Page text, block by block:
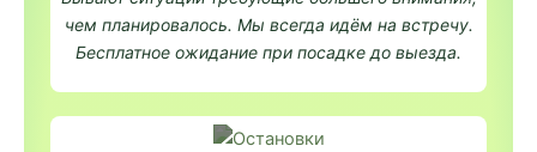
чем планировалось. Мы всегда идём на встречу.
Бесплатное ожидание при посадке до выезда.